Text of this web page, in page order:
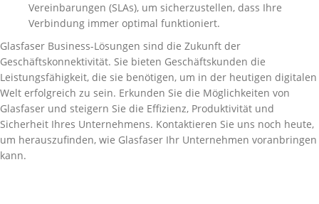
Vereinbarungen (SLAs), um sicherzustellen, dass Ihre
Verbindung immer optimal funktioniert.
Glasfaser Business-Lösungen sind die Zukunft der
Geschäftskonnektivität. Sie bieten Geschäftskunden die
Leistungsfähigkeit, die sie benötigen, um in der heutigen digitalen
Welt erfolgreich zu sein. Erkunden Sie die Möglichkeiten von
Glasfaser und steigern Sie die Effizienz, Produktivität und
Sicherheit Ihres Unternehmens. Kontaktieren Sie uns noch heute,
um herauszufinden, wie Glasfaser Ihr Unternehmen voranbringen
kann.